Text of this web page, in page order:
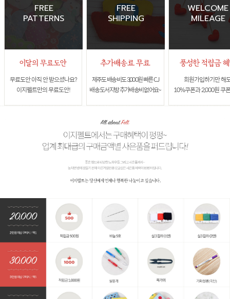
FREE
PATTERNS
무료도안 아직 안 받으셨나요?
이지펠트만의 무료도안!
FREE
SHIPPING
제주도 배송비도 3,000원 빠른 CJ
배송 도서지방 추가배송비 없어요~
WELCOME
MILEAGE
회원가입하기만 해
10%쿠폰과 2,000원 쿠